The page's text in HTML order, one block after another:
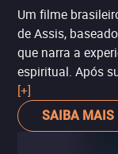
Um filme
de Assis,
que narra a
espiritual. Após
encontra em
Umbral, onde
sofrimento
[+]
SAIBA MAIS